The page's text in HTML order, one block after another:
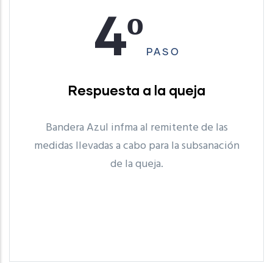
4º PASO
Respuesta a la queja
Bandera Azul infma al remitente de las
medidas llevadas a cabo para la subsanación
de la queja.